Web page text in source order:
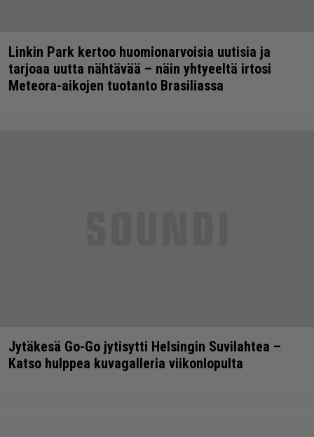
Linkin Park kertoo huomionarvoisia uutisia ja
tarjoaa uutta nähtävää – näin yhtyeeltä irtosi
Meteora-aikojen tuotanto Brasiliassa
Jytäkesä Go-Go jytisytti Helsingin Suvilahtea –
Katso hulppea kuvagalleria viikonlopulta